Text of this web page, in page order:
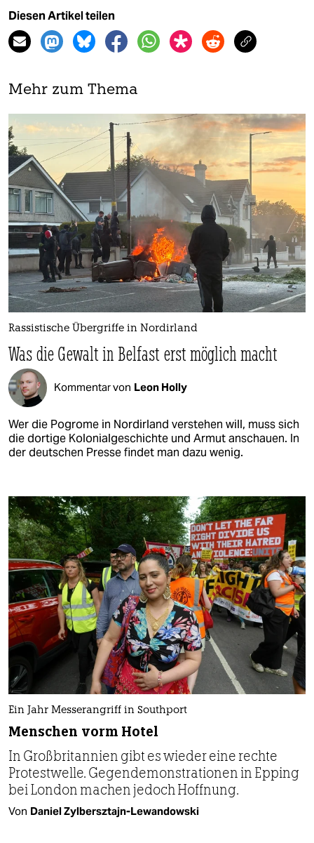
Diesen Artikel teilen
Mehr zum Thema
Rassistische Übergriffe in Nordirland
Was die Gewalt in Belfast erst möglich macht
Kommentar von Leon Holly
Wer die Pogrome in Nordirland verstehen will, muss sich
die dortige Kolonialgeschichte und Armut anschauen. In
der deutschen Presse findet man dazu wenig.
Ein Jahr Messerangriff in Southport
Menschen vorm Hotel
In Großbritannien gibt es wieder eine rechte
Protestwelle. Gegendemonstrationen in Epping
bei London machen jedoch Hoffnung.
Von Daniel Zylbersztajn-Lewandowski